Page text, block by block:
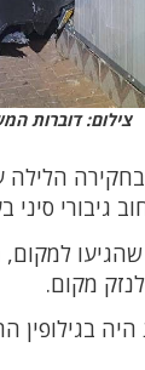
צילום: דוברות
הלילה
גיבורי סיני
מקום.
בגילופין